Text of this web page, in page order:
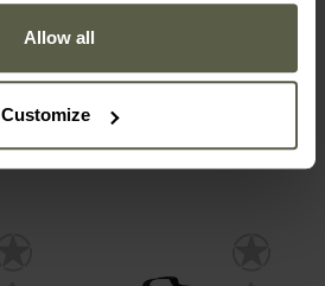
Allow all
Customize
Erste-Hilfe Rucksack -
288,62 €